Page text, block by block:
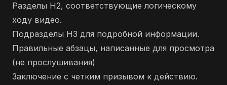
Разделы H2, соответствующие логическому
ходу видео.
Подразделы H3 для подробной информации.
Правильные абзацы, написанные для просмотра
(не прослушивания)
Заключение с четким призывом к действию.